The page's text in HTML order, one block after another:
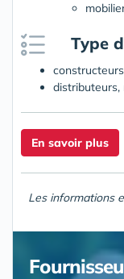
Type
distributeurs,
En savoir plus
Les informations